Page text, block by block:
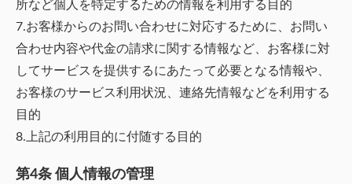
所など個人を特定するための情報を利用する目的
7.お客様からのお問い合わせに対応するために、お問い
合わせ内容や代金の請求に関する情報など、お客様に対
してサービスを提供するにあたって必要となる情報や、
お客様のサービス利用状況、連絡先情報などを利用する
目的
8.上記の利用目的に付随する目的
第4条 個人情報の管理